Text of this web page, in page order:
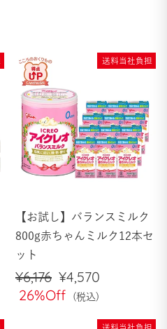
送料当社負担
【お試し】バランスミルク
800g赤ちゃんミルク12本セ
ット
通
常
¥6,176 セ
ー
¥4,570
26%Off
送料当社負担